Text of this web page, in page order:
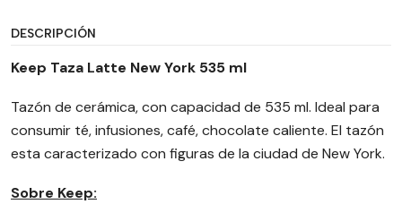
DESCRIPCIÓN
Keep Taza Latte New York 535 ml
Tazón de cerámica, con capacidad de 535 ml. Ideal para
consumir té, infusiones, café, chocolate caliente. El tazón
esta caracterizado con figuras de la ciudad de New York.
Sobre Keep: